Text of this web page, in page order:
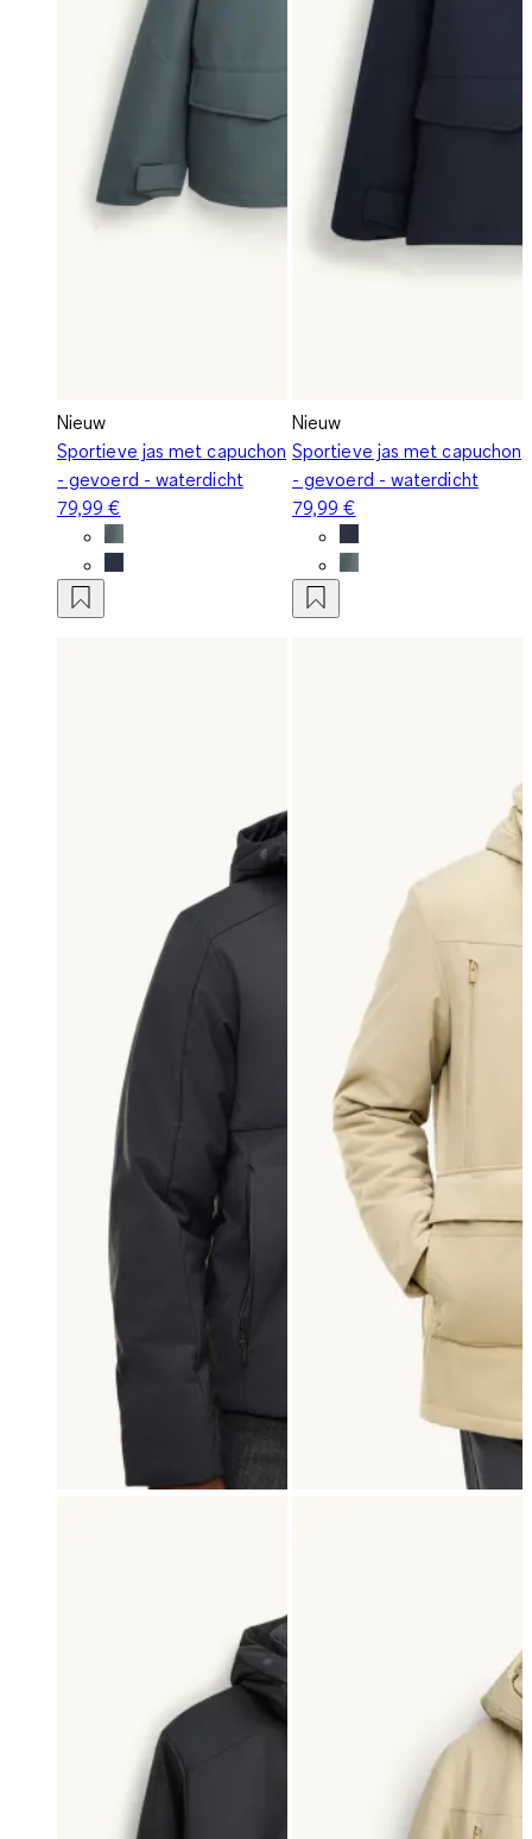
Nieuw
Sportieve jas met capuchon
- gevoerd - waterdicht
79,99 €
Nieuw
Sportieve jas met capuchon
- gevoerd - waterdicht
79,99 €